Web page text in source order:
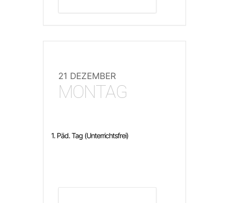
21 DEZEMBER
MONTAG
1. Päd. Tag (Unterrichtsfrei)